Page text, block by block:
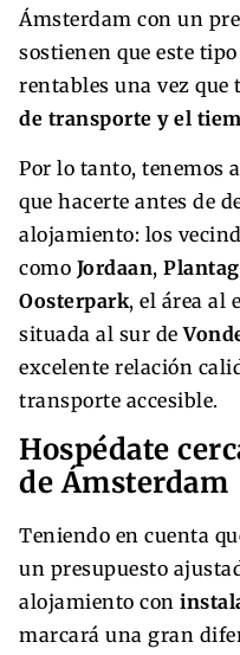
Ámsterdam con un
sostienen que este
rentables una vez que
de transporte y el
Por lo tanto, tenemos
que hacerte antes de
alojamiento: los
como Jordaan,
Oosterpark, el área al
situada al sur de
excelente relación
transporte accesible.
Hospédate
de Ámsterdam
Teniendo en cuenta
un presupuesto
alojamiento con
marcará una gran